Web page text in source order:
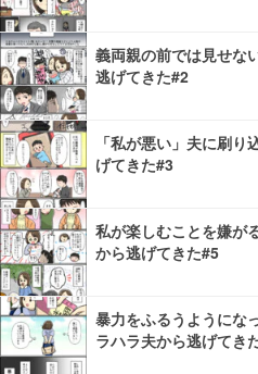
義両親の前では見せな
逃げてきた#2
「私が悪い」夫に刷
げてきた#3
私が楽しむことを嫌が
から逃げてきた#5
暴力をふるうようにな
ラハラ夫から逃げてき